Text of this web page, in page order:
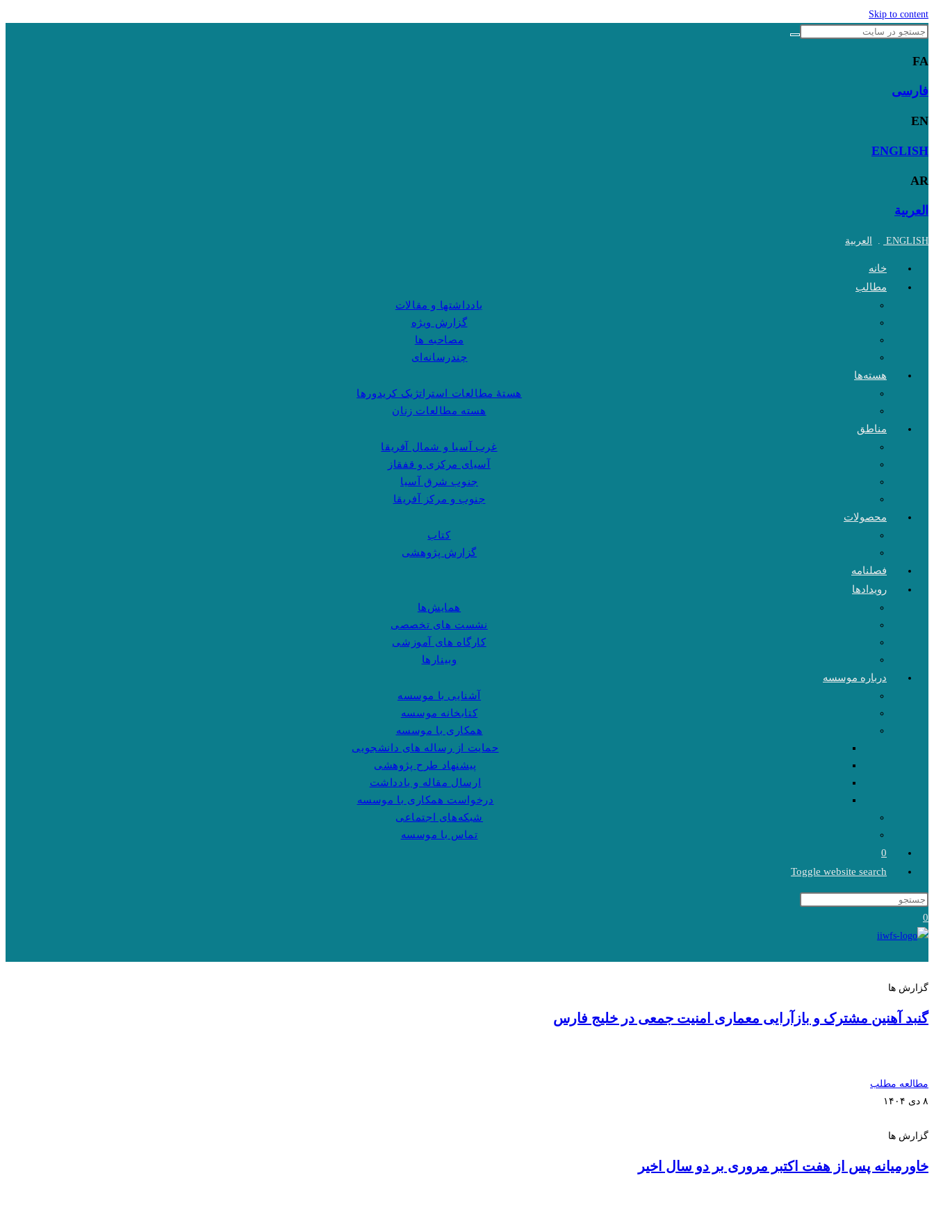
Skip to content
FA
فارسی
EN
ENGLISH
AR
العربية
ENGLISH
. العربية
خانه
مطالب
یادداشتها و مقالات
گزارش ویژه
مصاحبه ها
چندرسانه‌ای
هسته‌ها
هستهٔ مطالعات استراتژیک کریدورها
هسته مطالعات زنان
مناطق
غرب آسیا و شمال آفریقا
آسیای مرکزی و قفقاز
جنوب شرق آسیا
جنوب و مرکز آفریقا
محصولات
کتاب
گزارش پژوهشی
فصلنامه
رویدادها
همایش‌ها
نشست های تخصصی
کارگاه های آموزشی
وبینارها
درباره موسسه
آشنایی با موسسه
کتابخانه موسسه
همکاری با موسسه
حمایت از رساله های دانشجویی
پیشنهاد طرح پژوهشی
ارسال مقاله و یادداشت
درخواست همکاری با موسسه
شبکه‌های اجتماعی
تماس با موسسه
0
Toggle website search
0
گزارش ها
گنبد آهنین مشترک و بازآرایی معماری امنیت جمعی در خلیج فارس
مطالعه مطلب
۸ دی ۱۴۰۴
گزارش ها
خاورمیانه پس از هفت اکتبر مروری بر دو سال اخیر